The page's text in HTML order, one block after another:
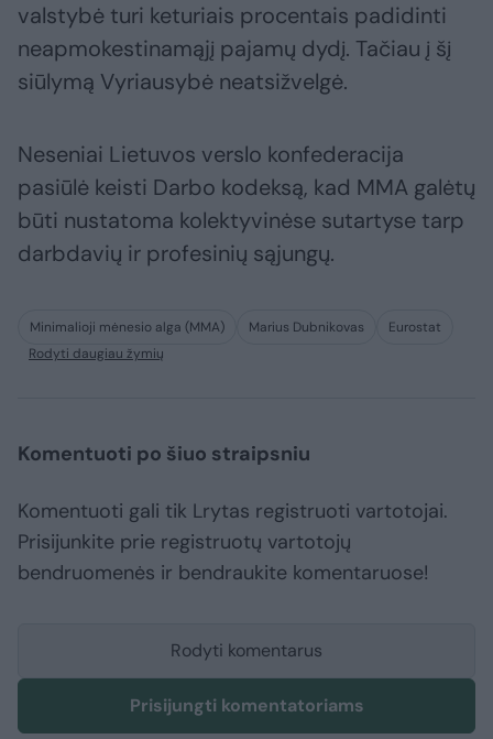
valstybė turi keturiais procentais padidinti
neapmokestinamąjį pajamų dydį. Tačiau į šį
siūlymą Vyriausybė neatsižvelgė.
Neseniai Lietuvos verslo konfederacija
pasiūlė keisti Darbo kodeksą, kad MMA galėtų
būti nustatoma kolektyvinėse sutartyse tarp
darbdavių ir profesinių sąjungų.
Minimalioji mėnesio alga (MMA) Marius Dubnikovas
Eurostat
Rodyti daugiau žymių
Komentuoti po šiuo straipsniu
Komentuoti gali tik Lrytas registruoti vartotojai.
Prisijunkite prie registruotų vartotojų
bendruomenės ir bendraukite komentaruose!
Rodyti komentarus
Prisijungti komentatoriams